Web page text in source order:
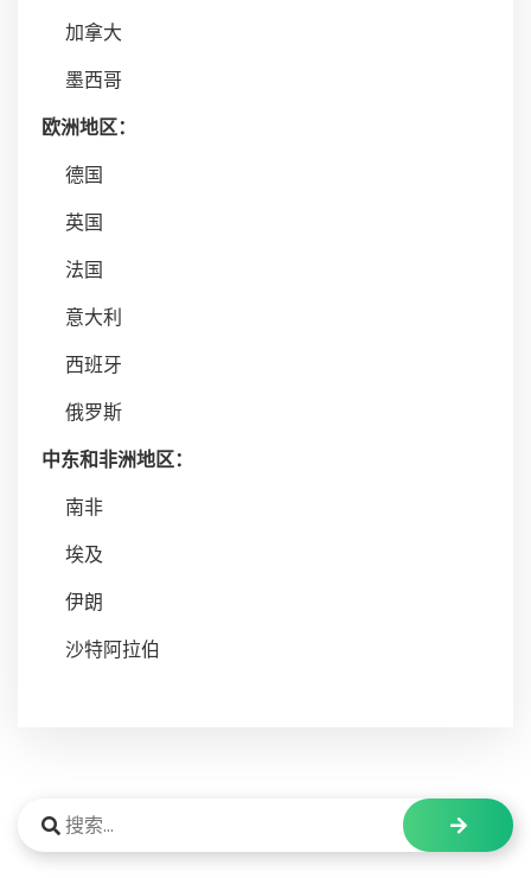
加拿大
墨西哥
欧洲地区：
德国
英国
法国
意大利
西班牙
俄罗斯
中东和非洲地区：
南非
埃及
伊朗
沙特阿拉伯